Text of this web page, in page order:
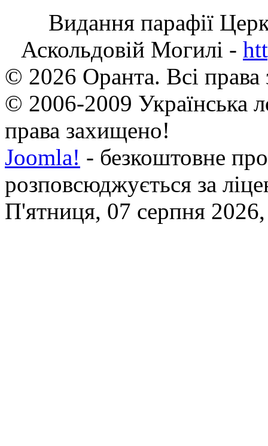
Видання парафії
Аскольдовій Могилі -
© 2026 Оранта. Всі
© 2006-2009 Українська
права захищено!
Joomla! - безкоштовне
розповсюджується за
П'ятниця, 07 серпня